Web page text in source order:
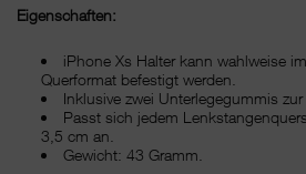
Eigenschaften:
iPhone Xs Halter kann wahlweise
Querformat befestigt werden.
Inklusive zwei Unterlegegummis
Passt sich jedem
3,5 cm an.
Gewicht: 43 Gramm.